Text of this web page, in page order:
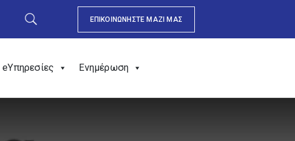
ΕΠΙΚΟΙΝΩΝΗΣΤΕ ΜΑΖΙ ΜΑΣ
eΥπηρεσίες Ενημέρωση